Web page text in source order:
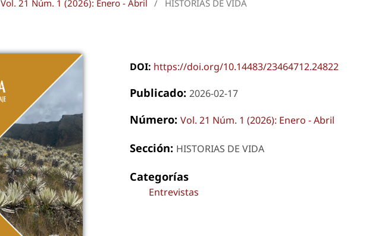
Vol. 21 Núm. 1 (2026): Enero - Abril / HISTORIAS DE VIDA
DOI: https://doi.org/10.14483/23464712.24822
Publicado: 2026-02-17
Número: Vol. 21 Núm. 1 (2026): Enero - Abril
Sección: HISTORIAS DE VIDA
Categorías
Entrevistas